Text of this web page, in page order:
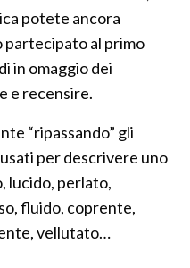
potete ancora
partecipato al primo
in omaggio dei
e recensire.
“ripassando” gli
per descrivere uno
lucido, perlato,
fluido, coprente,
vellutato…